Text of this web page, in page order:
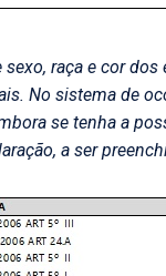
sexo, raça e cor
No sistema de
se tenha a
a ser